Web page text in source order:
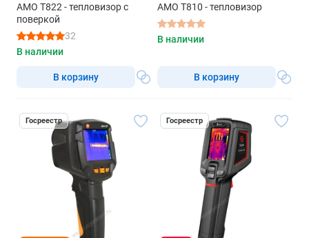
AMO T822 - тепловизор с
поверкой
32
В наличии
В корзину
AMO T810 - тепловизор
В наличии
В корзину
Госреестр Госреестр